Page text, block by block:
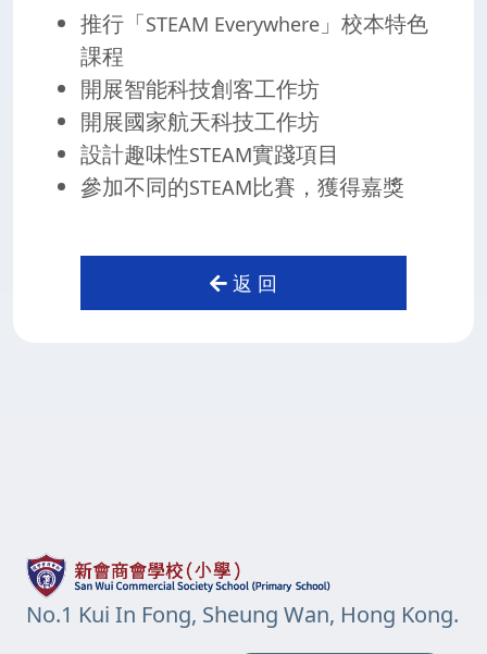
推行「STEAM Everywhere 」校本特色
課程
開展智能科技創客工作坊
開展國家航天科技工作坊
設計趣味性STEAM實踐項目
參加不同的STEAM比賽，獲得嘉獎
返 回
No.1 Kui In Fong, Sheung Wan, Hong Kong.